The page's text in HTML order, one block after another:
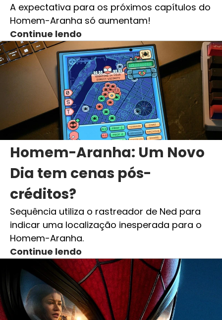
A expectativa para os próximos capítulos do
Homem-Aranha só aumentam!
Continue lendo
Homem-Aranha: Um Novo
Dia tem cenas pós-
créditos?
Sequência utiliza o rastreador de Ned para
indicar uma localização inesperada para o
Homem-Aranha.
Continue lendo